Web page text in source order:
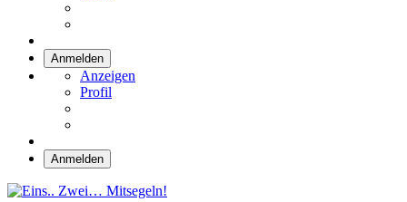
Anmelden
Anzeigen
Profil
Anmelden